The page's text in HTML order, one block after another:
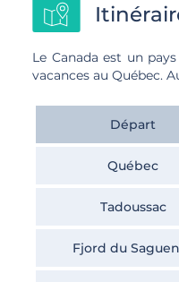
Le Canada est un
vacances au Québec.
Départ
Québec
Tadoussac
Fjord du